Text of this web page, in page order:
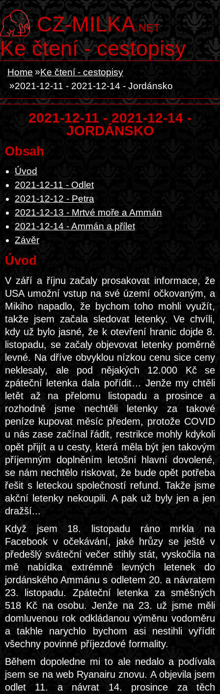
CZ-MILKA.NET
Ke čtení - cestopisy
Home
Ke čtení - cestopisy
2021-12-11 - 2021-12-14 - Jordánsko
2021-12-11 - 2021-12-14 -
JORDÁNSKO
Obsah
Úvod
2021-12-11 - Odlet
2021-12-12 - Petra
2021-12-13 - Mrtvé moře a Ammán
2021-12-14 - Ammán a přílet
Závěr
Úvod
V září a říjnu začaly prosakovat informace, že
USA umožní vstup na své území očkovaným, a
Mikiho napadlo, že bychom toho mohli využít,
takže jsem začala sledovat letenky. Ve chvíli,
kdy už bylo jasné, že k otevření hranic dojde 8.
listopadu, se začaly objevovat letenky poměrně
levné. Na dříve obvyklou nízkou cenu sice ceny
neklesaly, ale pod nějakých 12.000 Kč se
zpáteční letenka dala pořídit… Jenže my chtěli
letět až na přelomu listopadu a prosince a
rozhodně jsme nechtěli letenky za takové
peníze kupovat měsíc předem, protože COVID
u nás zase začínal řádit, restrikce mohly kdykoli
opět přijít a u cesty, která měla být jen takovým
příjemným doplněním letošní hlavní dovolené,
se nám nechtělo riskovat, že bude opět potřeba
řešit s leteckou společností refund. Takže jsme
akční letenky nekoupili. A pak už byly jen a jen
dražší...
Když jsem 18. listopadu ráno mrkla na
Facebook v očekávání, jaké hrůzy se ještě v
předešlý sváteční večer stihly stát, vyskočila na
mě nabídka extrémně levných letenek do
jordánského Ammánu s odletem 20. a návratem
23. listopadu. Zpáteční letenka za směšných
518 Kč na osobu. Jenže na 23. už jsme měli
domluvenou rok odkládanou výměnu vodoměru
a takhle narychlo bychom asi nestihli vyřídit
všechny povinné příjezdové formality.
Během dopoledne mi to ale nedalo a podívala
jsem se na web Ryanairu znovu. A objevila jsem
odlet 11. a návrat 14. prosince za těch